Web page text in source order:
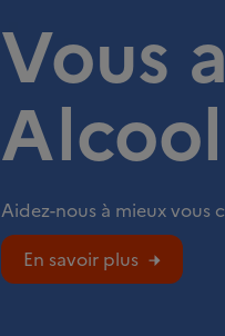
Vous
Aidez-nous à mieux vous
En savoir plus